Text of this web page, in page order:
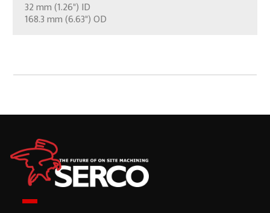
32 mm (1.26") ID
168.3 mm (6.63") OD